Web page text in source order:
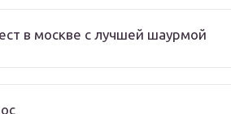
в москве с лучшей шаурмой